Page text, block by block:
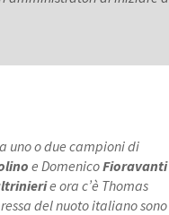
uno o due campioni di
e DomenicoFioravanti
e ora c’è Thomas
del nuoto italiano sono